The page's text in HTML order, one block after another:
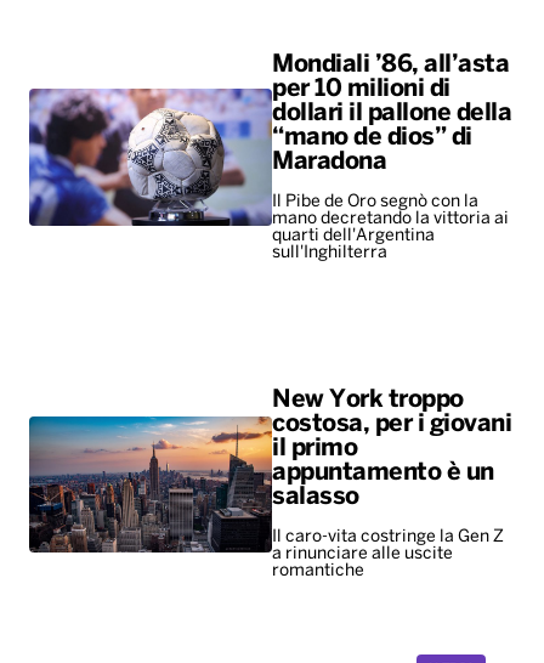
Mondiali ’86, all’asta
per 10 milioni di
dollari il pallone della
“mano de dios” di
Maradona
Il Pibe de Oro segnò con la
mano decretando la vittoria ai
quarti dell'Argentina
sull'Inghilterra
New York troppo
costosa, per i giovani
il primo
appuntamento è un
salasso
Il caro-vita costringe la Gen Z
a rinunciare alle uscite
romantiche